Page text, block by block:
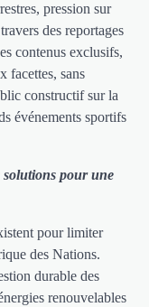
pression sur
des reportages
contenus exclusifs,
facettes, sans
constructif sur la
événements sportifs
solutions pour une
pour limiter
des Nations.
durable des
renouvelables